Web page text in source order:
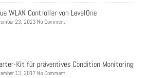
WLAN Controller von LevelOne
23, 2023 No Comment
Kit für präventives Condition Monitoring
13, 2017 No Comment